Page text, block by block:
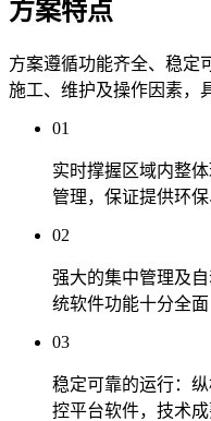
方案特点
方案遵循功能齐全、稳定
施工、维护及操作因素，
01
实时撑握区域内整
管理，保证提供环
02
强大的集中管理及
统软件功能十分全面
03
稳定可靠的运行：
控平台软件，技术